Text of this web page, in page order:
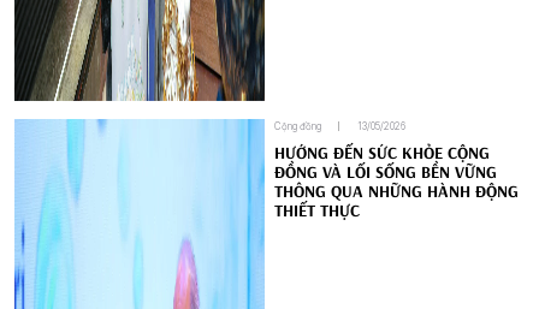
Cộng đồng 13/05/2026
HƯỚNG ĐẾN SỨC KHỎE CỘNG
ĐỒNG VÀ LỐI SỐNG BỀN VỮNG
THÔNG QUA NHỮNG HÀNH ĐỘNG
THIẾT THỰC